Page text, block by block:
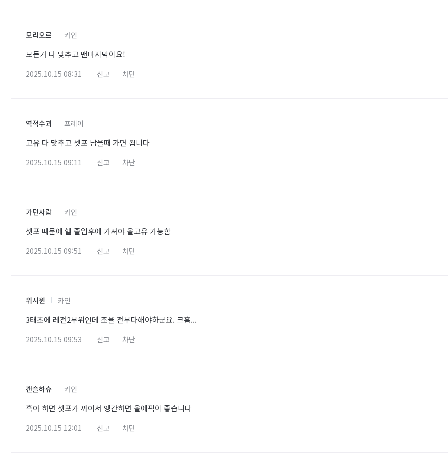
모리오르 카인
모든거 다 맞추고 맨마지막이요!
2025.10.15 08:31 신고 차단
역적수괴 프레이
고유 다 맞추고 셋포 남을때 가면 됩니다
2025.10.15 09:11 신고 차단
가던사람 카인
셋포 때문에 헬 졸업후에 가셔야 올고유 가능함
2025.10.15 09:51 신고 차단
위시윈 카인
3태초에 레전2부위인데 조율 전부다해야하군요. 크흠...
2025.10.15 09:53 신고 차단
캔슬하슈 카인
흑아 하면 셋포가 까여서 엥간하면 올에픽이 좋습니다
2025.10.15 12:01 신고 차단